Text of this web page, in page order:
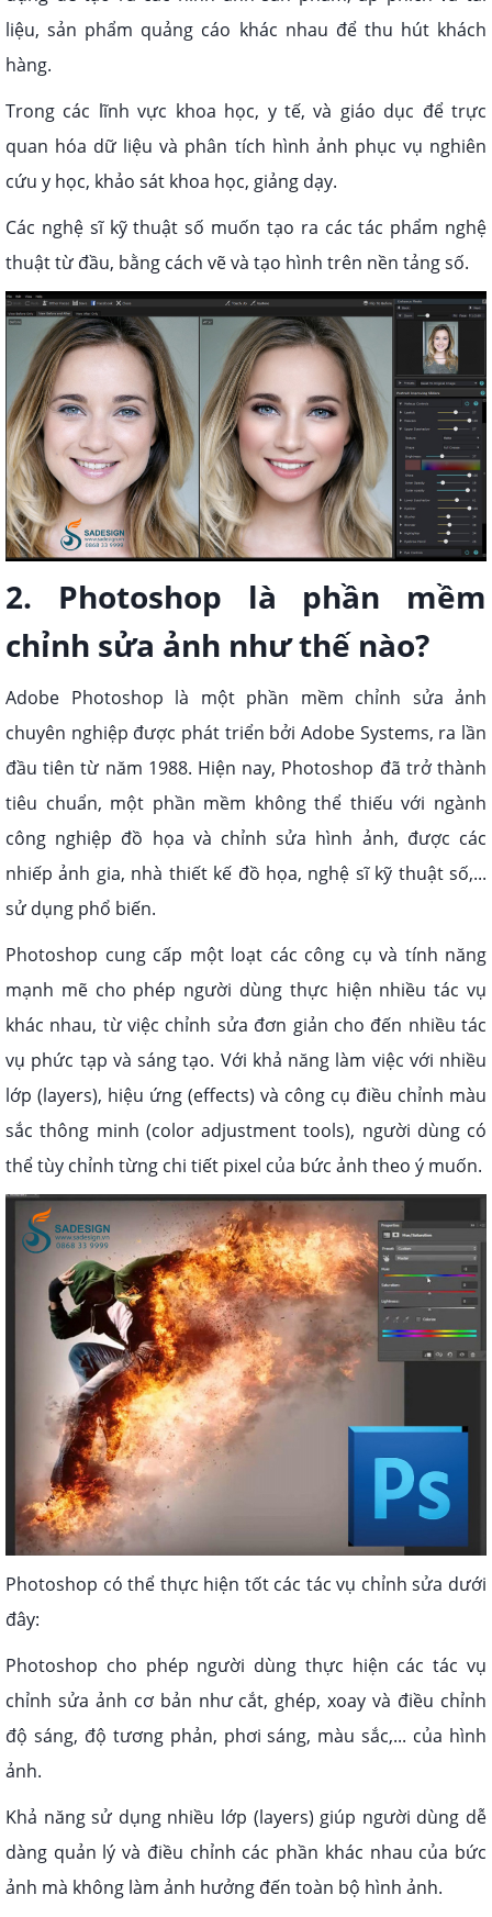
liệu, sản phẩm quảng cáo khác nhau để thu hút khách
hàng.
Trong các lĩnh vực khoa học, y tế, và giáo dục để trực
quan hóa dữ liệu và phân tích hình ảnh phục vụ nghiên
cứu y học, khảo sát khoa học, giảng dạy.
Các nghệ sĩ kỹ thuật số muốn tạo ra các tác phẩm nghệ
thuật từ đầu, bằng cách vẽ và tạo hình trên nền tảng số.
2. Photoshop là phần mềm
chỉnh sửa ảnh như thế nào?
Adobe Photoshop là một phần mềm chỉnh sửa ảnh
chuyên nghiệp được phát triển bởi Adobe Systems, ra lần
đầu tiên từ năm 1988. Hiện nay, Photoshop đã trở thành
tiêu chuẩn, một phần mềm không thể thiếu với ngành
công nghiệp đồ họa và chỉnh sửa hình ảnh, được các
nhiếp ảnh gia, nhà thiết kế đồ họa, nghệ sĩ kỹ thuật số,...
sử dụng phổ biến.
Photoshop cung cấp một loạt các công cụ và tính năng
mạnh mẽ cho phép người dùng thực hiện nhiều tác vụ
khác nhau, từ việc chỉnh sửa đơn giản cho đến nhiều tác
vụ phức tạp và sáng tạo. Với khả năng làm việc với nhiều
lớp (layers), hiệu ứng (effects) và công cụ điều chỉnh màu
sắc thông minh (color adjustment tools), người dùng có
thể tùy chỉnh từng chi tiết pixel của bức ảnh theo ý muốn.
Photoshop có thể thực hiện tốt các tác vụ chỉnh sửa dưới
đây:
Photoshop cho phép người dùng thực hiện các tác vụ
chỉnh sửa ảnh cơ bản như cắt, ghép, xoay và điều chỉnh
độ sáng, độ tương phản, phơi sáng, màu sắc,... của hình
ảnh.
Khả năng sử dụng nhiều lớp (layers) giúp người dùng dễ
dàng quản lý và điều chỉnh các phần khác nhau của bức
ảnh mà không làm ảnh hưởng đến toàn bộ hình ảnh.